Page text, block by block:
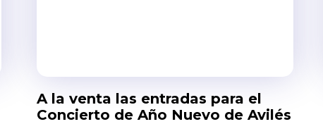
A la venta las entradas para el
Concierto de Año Nuevo de Avilés